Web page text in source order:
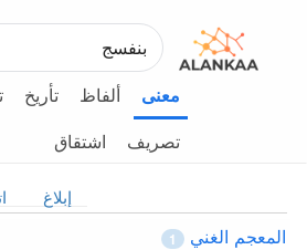
معنى ألفاظ تأريخ
تصريف
اشتقاق
إبلاغ
المعجم الغني 1